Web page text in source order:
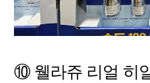
⑩ 웰라쥬 리얼 히